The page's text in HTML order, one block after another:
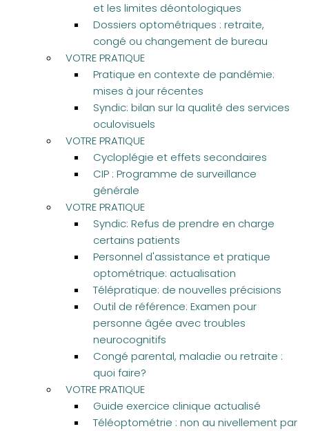
et les limites déontologiques
Dossiers optométriques : retraite,
congé ou changement de bureau
VOTRE PRATIQUE
Pratique en contexte de pandémie:
mises à jour récentes
Syndic: bilan sur la qualité des services
oculovisuels
VOTRE PRATIQUE
Cycloplégie et effets secondaires
CIP : Programme de surveillance
générale
VOTRE PRATIQUE
Syndic: Refus de prendre en charge
certains patients
Personnel d'assistance et pratique
optométrique: actualisation
Télépratique: de nouvelles précisions
Outil de référence: Examen pour
personne âgée avec troubles
neurocognitifs
Congé parental, maladie ou retraite :
quoi faire?
VOTRE PRATIQUE
Guide exercice clinique actualisé
Téléoptométrie : non au nivellement par